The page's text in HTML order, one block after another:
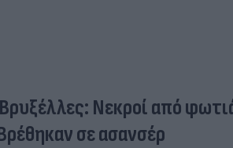
Νεκροί από
σε ασανσέρ